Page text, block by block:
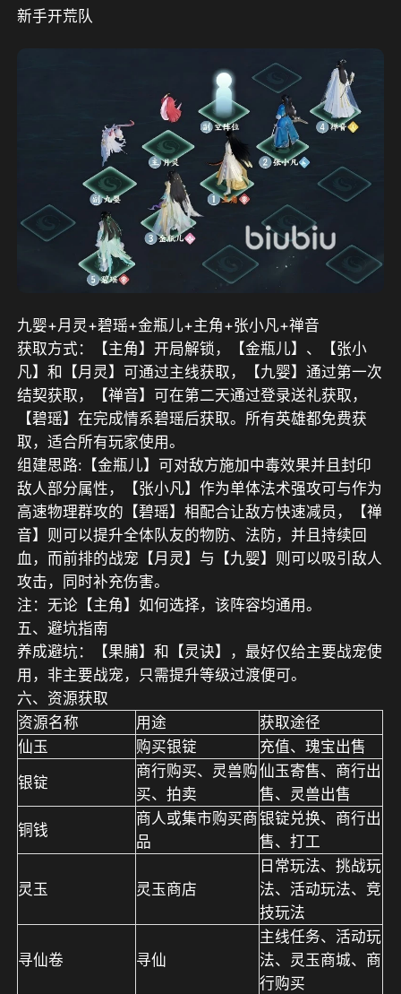
新手开荒队
九婴+月灵+碧瑶+金瓶儿+主角+张小凡+禅音
获取方式：【主角】开局解锁，【金瓶儿】、【张小
凡】和【月灵】可通过主线获取，【九婴】通过第一次
结契获取，【禅音】可在第二天通过登录送礼获取，
【碧瑶】在完成情系碧瑶后获取。所有英雄都免费获
取 ，适合所有玩家使用。
组建思路: 【金瓶儿】可对敌方施加中毒效果并且封印
敌人部分属性，【张小凡】作为单体法术强攻可与作为
高速物理群攻的【碧瑶】相配合让敌方快速减员，【禅
音】则可以提升全体队友的物防、法防，并且持续回
血，而前排的战宠【月灵】与【九婴】则可以吸引敌人
攻击，同时补充伤害。
注：无论【主角】如何选择，该阵容均通用。
五、避坑指南
养成避坑：【果脯】和【灵诀】，最好仅给主要战宠使
用，非主要战宠，只需提升等级过渡便可。
六、资源获取
资源名称
用途
获取途径
仙玉
购买银锭
充值、瑰宝出售
银锭
商行购买、灵兽购
买、拍卖
仙玉寄售、商行出
售、灵兽出售
铜钱
商人或集市购买商
品
银锭兑换、商行出
售、打工
灵玉 灵玉商店
日常玩法、挑战玩
法、活动玩法、竞
技玩法
寻仙卷 寻仙
主线任务、活动玩
法、灵玉商城、商
行购买